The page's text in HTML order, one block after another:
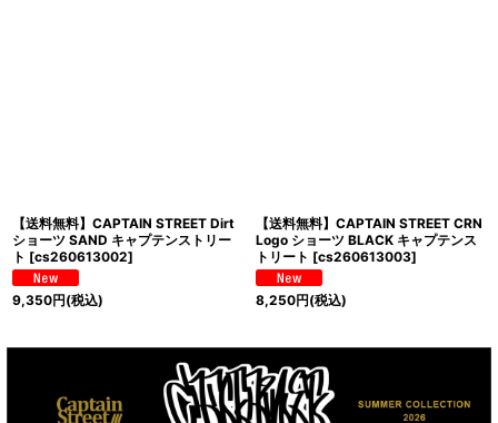
【送料無料】CAPTAIN STREET Dirt
ショーツ SAND キャプテンストリー
ト [cs260613002]
9,350円(税込)
【送料無料】CAPTAIN STREET CRN
Logo ショーツ BLACK キャプテンス
トリート [cs260613003]
8,250円(税込)